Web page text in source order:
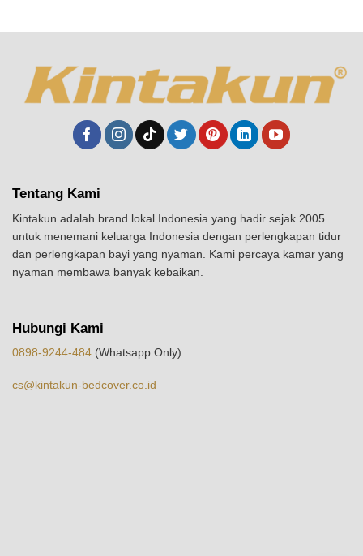
Tentang Kami
Kintakun adalah brand lokal Indonesia yang hadir sejak 2005
untuk menemani keluarga Indonesia dengan perlengkapan tidur
dan perlengkapan bayi yang nyaman. Kami percaya kamar yang
nyaman membawa banyak kebaikan.
Hubungi Kami
0898-9244-484 (Whatsapp Only)
cs@kintakun-bedcover.co.id